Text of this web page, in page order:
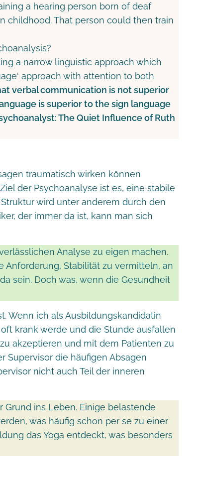
a hearing person born of deaf
childhood. That person could then train
a narrow linguistic approach which
approach with attention to both
verbal communication is not superior
is superior to the sign language
The Quiet Influence of Ruth
traumatisch wirken können
Ziel der Psychoanalyse ist es, eine stabile
wird unter anderem durch den
der immer da ist, kann man sich
Analyse zu eigen machen.
Stabilität zu vermitteln, an
sein. Doch was, wenn die Gesundheit
Wenn ich als Ausbildungskandidatin
krank werde und die Stunde ausfallen
akzeptieren und mit dem Patienten zu
Supervisor die häufigen Absagen
nicht auch Teil der inneren
ins Leben. Einige belastende
was häufig schon per se zu einer
das Yoga entdeckt, was besonders